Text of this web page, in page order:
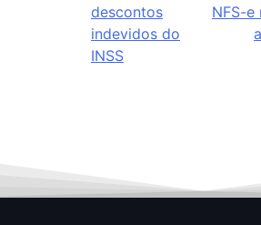
descontos
indevidos do
INSS
NFS-e